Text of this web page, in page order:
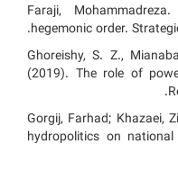
Faraji,
hegemonic order.
Ghoreishy, S. Z.,
(2019). The role of
Gorgij, Farhad; Khazaei,
hydropolitics on